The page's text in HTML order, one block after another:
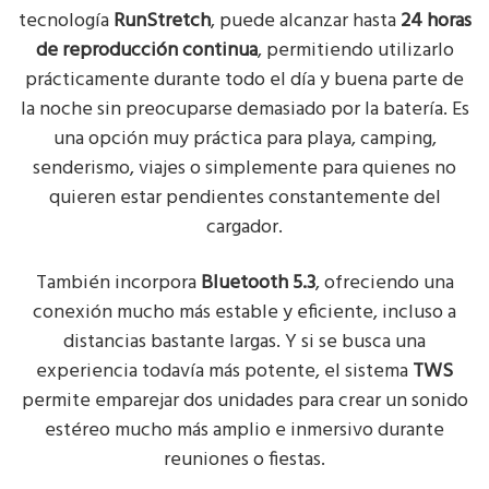
tecnologíaRunStretch, puede alcanzar hasta24 horas
de reproducción continua, permitiendo utilizarlo
prácticamente durante todo el día y buena parte de
la noche sin preocuparse demasiado por la batería. Es
una opción muy práctica para playa, camping,
senderismo, viajes o simplemente para quienes no
quieren estar pendientes constantemente del
cargador.
También incorporaBluetooth 5.3, ofreciendo una
conexión mucho más estable y eficiente, incluso a
distancias bastante largas. Y si se busca una
experiencia todavía más potente, el sistemaTWS
permite emparejar dos unidades para crear un sonido
estéreo mucho más amplio e inmersivo durante
reuniones o fiestas.